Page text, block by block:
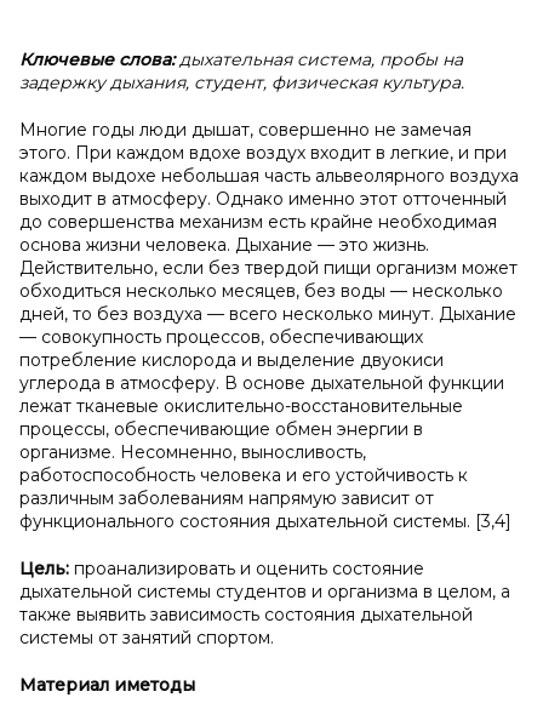
Ключевые слова:дыхательная система, пробы на
задержку дыхания, студент, физическая культура.
Многие годы люди дышат, совершенно не замечая
этого. При каждом вдохе воздух входит в легкие, и при
каждом выдохе небольшая часть альвеолярного воздуха
выходит в атмосферу. Однако именно этот отточенный
до совершенства механизм есть крайне необходимая
основа жизни человека. Дыхание — это жизнь.
Действительно, если без твердой пищи организм может
обходиться несколько месяцев, без воды — несколько
дней, то без воздуха — всего несколько минут. Дыхание
— совокупность процессов, обеспечивающих
потребление кислорода и выделение двуокиси
углерода в атмосферу. В основе дыхательной функции
лежат тканевые окислительно-восстановительные
процессы, обеспечивающие обмен энергии в
организме. Несомненно, выносливость,
работоспособность человека и его устойчивость к
различным заболеваниям напрямую зависит от
функционального состояния дыхательной системы. [3,4]
Цель: проанализировать и оценить состояние
дыхательной системы студентов и организма в целом, а
также выявить зависимость состояния дыхательной
системы от занятий спортом.
Материал иметоды